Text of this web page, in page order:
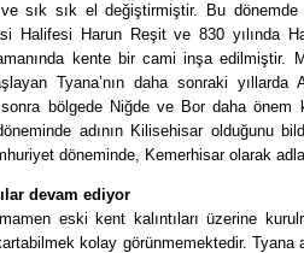
sık sık el değiştirmiştir. Bu dönemde
Halifesi Harun Reşit ve 830 yılında
kente bir cami inşa edilmiştir.
Tyana’nın daha sonraki yıllarda
bölgede Niğde ve Bor daha önem
adının Kilisehisar olduğunu
döneminde, Kemerhisar olarak
devam ediyor
eski kent kalıntıları üzerine
kolay görünmemektedir. Tyana